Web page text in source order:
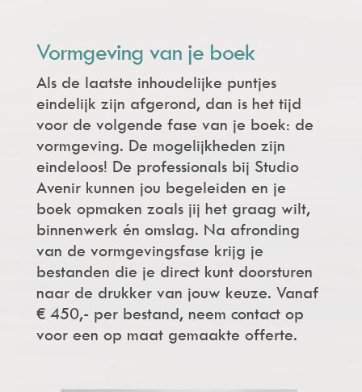
Vormgeving van je boek
Als de laatste inhoudelijke puntjes
eindelijk zijn afgerond, dan is het tijd
voor de volgende fase van je boek: de
vormgeving. De mogelijkheden zijn
eindeloos! De professionals bij Studio
Avenir kunnen jou begeleiden en je
boek opmaken zoals jij het graag wilt,
binnenwerk én omslag. Na afronding
van de vormgevingsfase krijg je
bestanden die je direct kunt doorsturen
naar de drukker van jouw keuze. Vanaf
€ 450,- per bestand, neem contact op
voor een op maat gemaakte offerte.